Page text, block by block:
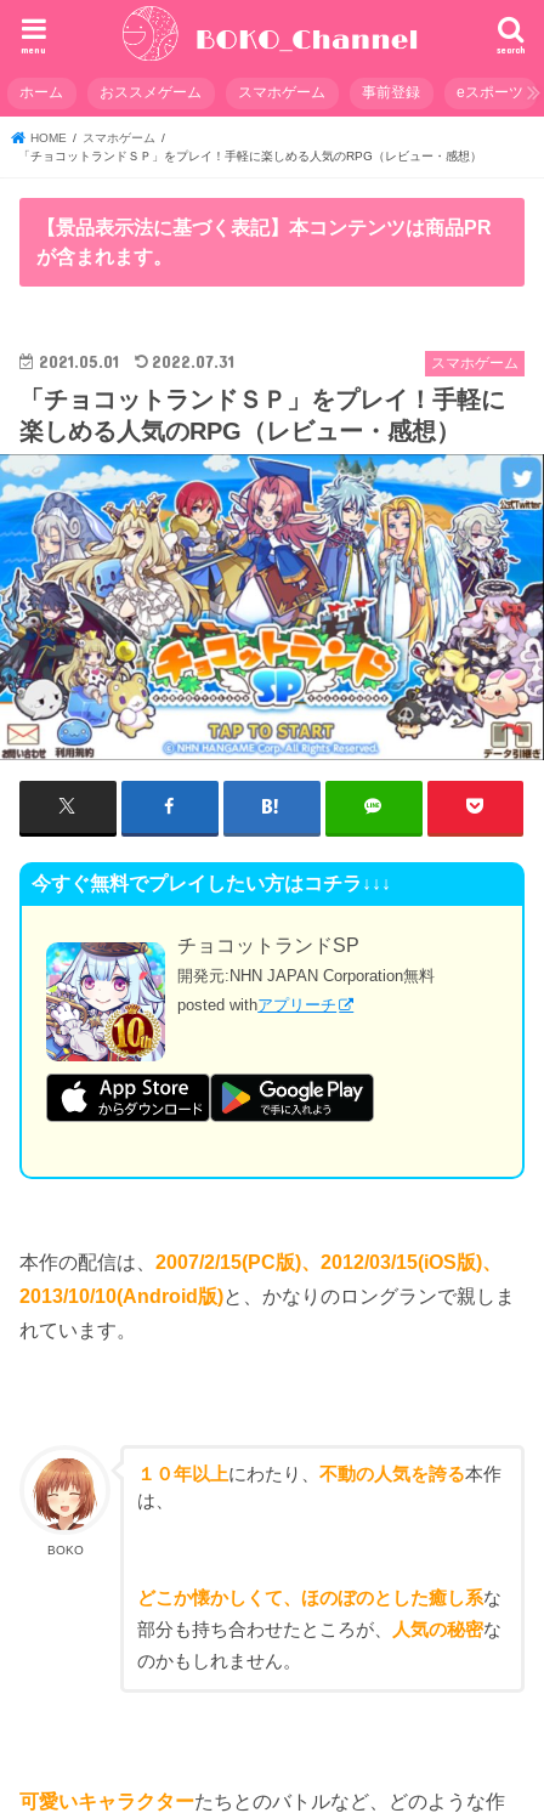
search
menu
ホーム おススメゲーム スマホゲーム 事前登録 eスポーツ
HOME
スマホゲーム
「チョコットランドＳＰ」をプレイ！手軽に楽しめる人気のRPG（レビュー・感想）
【景品表示法に基づく表記】本コンテンツは商品PR
が含まれます。
スマホゲーム
2021.05.01 2022.07.31
「チョコットランドＳＰ」をプレイ！手軽に
楽しめる人気のRPG（レビュー・感想）
今すぐ無料でプレイしたい方はコチラ↓↓↓
チョコットランドSP
開発元: NHN JAPAN Corporation無料
posted withアプリーチ
本作の配信は、2007/2/15(PC版)、2012/03/15(iOS版)、
2013/10/10(Android版)と、かなりのロングランで親しま
れています。
BOKO
１０年以上にわたり、 不動の人気を誇る本作
は、
どこか懐かしくて、ほのぼのとした癒し系な
部分も持ち合わせたところが、
人気の秘密な
のかもしれません。
可愛いキャラクターたちとのバトルなど、どのような作